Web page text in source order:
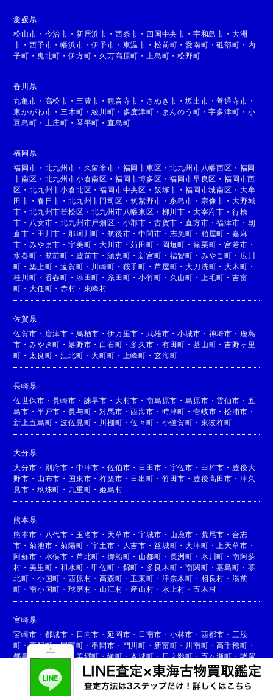
愛媛県
松山市 ・ 今治市 ・ 新居浜市 ・ 西条市 ・ 四国中央市 ・ 宇和島市 ・ 大洲
市 ・西予市 ・幡浜市 ・伊予市 ・ 東温市 ・ 松前町 ・愛南町 ・砥部町 ・ 内
子町 ・ 鬼北町 ・伊方町 ・ 久万高原町 ・ 上島町 ・松野町
香川県
丸亀市 ・ 高松市 ・ 三豊市 ・観音寺市 ・ さぬき市 ・坂出市 ・善通寺市 ・
東かがわ市 ・ 三木町 ・綾川町 ・ 多度津町 ・ まんのう町 ・宇多津町 ・ 小
豆島町 ・ 土庄町 ・ 琴平町 ・直島町
福岡県
福岡市 ・ 北九州市 ・ 久留米市 ・ 福岡市東区 ・北九州市八幡西区 ・ 福岡
市南区 ・ 北九州市小倉南区 ・ 福岡市博多区 ・福岡市早良区 ・福岡市西
区 ・北九州市小倉北区 ・福岡市中央区 ・ 飯塚市 ・福岡市城南区 ・ 大牟
田市 ・ 春日市 ・北九州市門司区 ・筑紫野市 ・ 糸島市 ・ 宗像市 ・ 大野城
市 ・北九州市若松区 ・北九州市八幡東区 ・ 柳川市 ・ 太宰府市 ・ 行橋
市 ・ 八女市 ・北九州市戸畑区 ・ 小郡市 ・ 古賀市 ・直方市 ・福津市 ・ 朝
倉市 ・ 田川市 ・那珂川町 ・筑後市 ・中間市 ・ 志免町 ・ 粕屋町 ・ 嘉麻
市 ・みやま市 ・宇美町 ・大川市 ・苅田町 ・ 岡垣町 ・ 篠栗町 ・宮若市 ・
水巻町 ・ 筑前町 ・ 豊前市 ・須恵町 ・新宮町 ・ 福智町 ・ みやこ町 ・ 広川
町 ・築上町 ・遠賀町 ・ 川崎町 ・ 鞍手町 ・ 芦屋町 ・大刀洗町 ・大木町 ・
桂川町 ・ 香春町 ・ 添田町 ・ 糸田町 ・小竹町 ・ 久山町 ・ 上毛町 ・ 吉富
町 ・大任町 ・赤村 ・ 東峰村
佐賀県
佐賀市 ・ 唐津市 ・ 鳥栖市 ・伊万里市 ・武雄市 ・小城市 ・ 神埼市 ・ 鹿島
市 ・みやき町 ・嬉野市 ・ 白石町 ・ 多久市 ・ 有田町 ・ 基山町 ・吉野ヶ里
町 ・太良町 ・江北町 ・大町町 ・ 上峰町 ・ 玄海町
長崎県
佐世保市 ・長崎市 ・ 諫早市 ・ 大村市 ・南島原市 ・島原市 ・ 雲仙市 ・ 五
島市 ・ 平戸市 ・長与町 ・対馬市 ・西海市 ・ 時津町 ・ 壱岐市 ・松浦市 ・
新上五島町 ・波佐見町 ・ 川棚町 ・佐々町 ・ 小値賀町 ・ 東彼杵町
大分県
大分市 ・ 別府市 ・ 中津市 ・佐伯市 ・ 日田市 ・ 宇佐市 ・ 臼杵市 ・ 豊後大
野市 ・ 由布市 ・ 国東市 ・杵築市 ・ 日出町 ・ 竹田市 ・ 豊後高田市 ・ 津久
見市 ・ 玖珠町 ・ 九重町 ・姫島村
熊本県
熊本市 ・ 八代市 ・ 玉名市 ・ 天草市 ・宇城市 ・ 山鹿市 ・ 荒尾市 ・ 合志
市 ・菊池市 ・菊陽町 ・宇土市 ・ 人吉市 ・ 益城町 ・大津町 ・ 上天草市 ・
阿蘇市 ・ 水俣市 ・ 芦北町 ・御船町 ・ 山都町 ・ 長洲町 ・ 氷川町 ・ 南阿蘇
村 ・美里町 ・和水町 ・甲佐町 ・ 錦町 ・ 多良木町 ・南関町 ・嘉島町 ・ 苓
北町 ・ 小国町 ・西原村 ・高森町 ・ 玉東町 ・ 津奈木町 ・ 相良村 ・ 湯前
町 ・南小国町 ・球磨村 ・ 山江村 ・ 産山村 ・ 水上村 ・ 五木村
宮崎県
宮崎市 ・ 都城市 ・ 日向市 ・延岡市 ・ 日南市 ・ 小林市 ・ 西都市 ・ 三股
町 ・高鍋町・国富町 ・ 串間市 ・ 門川町 ・ 新富町 ・ 川南町 ・高千穂町 ・
都農町
高原町 ・美郷町・綾町・木城町・日之影町・五ヶ瀬町・諸塚
椎葉村・ 西米良村